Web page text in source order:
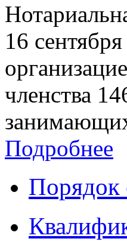
16
членства
Подробнее
Порядок